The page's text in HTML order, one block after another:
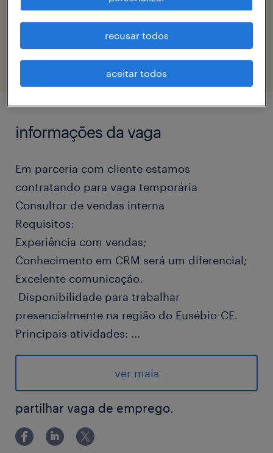
código da vaga
eTalent_JP-176318
informações da vaga
Em parceria com cliente estamos
contratando para vaga temporária
Consultor de vendas interna
Requisitos:
Experiência com vendas;
Conhecimento em CRM será um diferencial;
Excelente comunicação.
Disponibilidade para trabalhar
presencialmente na região do Eusébio-CE.
Principais atividades: ...
Realizar contato com clientes via telefone
apresentando os produtos;
Realizar processo de vendas até o
fechamento.
Inclusão de informações no sistema.
Salário + benefícios de Vale alimentação
ver mais
partilhar vaga de emprego.
recusar todos
aceitar todos